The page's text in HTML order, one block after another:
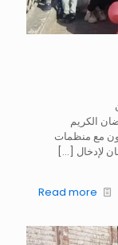
الكريم
مع منظمات
لإدخال […]
Read more